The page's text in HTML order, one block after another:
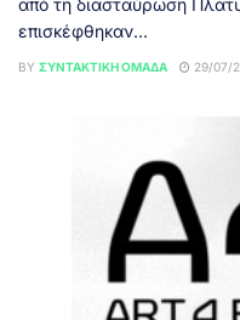
από τη διασταύρωση
επισκέφθηκαν...
BY ΣΥΝΤΑΚΤΙΚΉ ΟΜΆΔΑ 29/07/